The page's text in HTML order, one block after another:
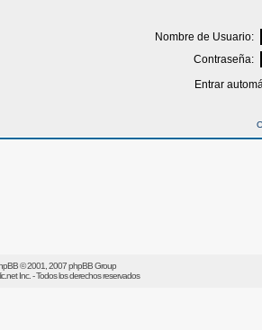
Nombre de Usuario:
Contraseña:
Entrar
© 2001, 2007 phpBB Group
Inc. - Todos los derechos reservados